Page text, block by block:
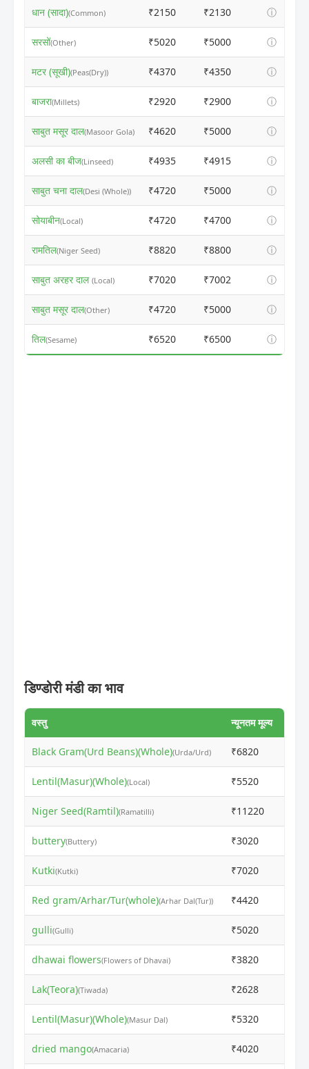
धान (सादा)(Common) ₹2150 ₹2130 ⓘ
सरसों(Other) ₹5020 ₹5000 ⓘ
मटर (सूखी)(Peas(Dry)) ₹4370 ₹4350 ⓘ
बाजरा(Millets) ₹2920 ₹2900 ⓘ
साबुत मसूर दाल(Masoor Gola) ₹4620 ₹5000 ⓘ
अलसी का बीज(Linseed) ₹4935 ₹4915 ⓘ
साबुत चना दाल(Desi (Whole)) ₹4720 ₹5000 ⓘ
सोयाबीन(Local) ₹4720 ₹4700 ⓘ
रामतिल(Niger Seed) ₹8820 ₹8800 ⓘ
साबुत अरहर दाल (Local) ₹7020 ₹7002 ⓘ
साबुत मसूर दाल(Other) ₹4720 ₹5000 ⓘ
तिल(Sesame) ₹6520 ₹6500 ⓘ
डिण्डोरी मंडी का भाव
वस्तु न्यूनतम मूल्य
Black Gram(Urd Beans)(Whole)(Urda/Urd) ₹6820
Lentil(Masur)(Whole)(Local) ₹5520
Niger Seed(Ramtil)(Ramatilli) ₹11220
buttery(Buttery) ₹3020
Kutki(Kutki) ₹7020
Red gram/Arhar/Tur(whole)(Arhar Dal(Tur)) ₹4420
gulli(Gulli) ₹5020
dhawai flowers(Flowers of Dhavai) ₹3820
Lak(Teora)(Tiwada) ₹2628
Lentil(Masur)(Whole)(Masur Dal) ₹5320
dried mango(Amacaria) ₹4020